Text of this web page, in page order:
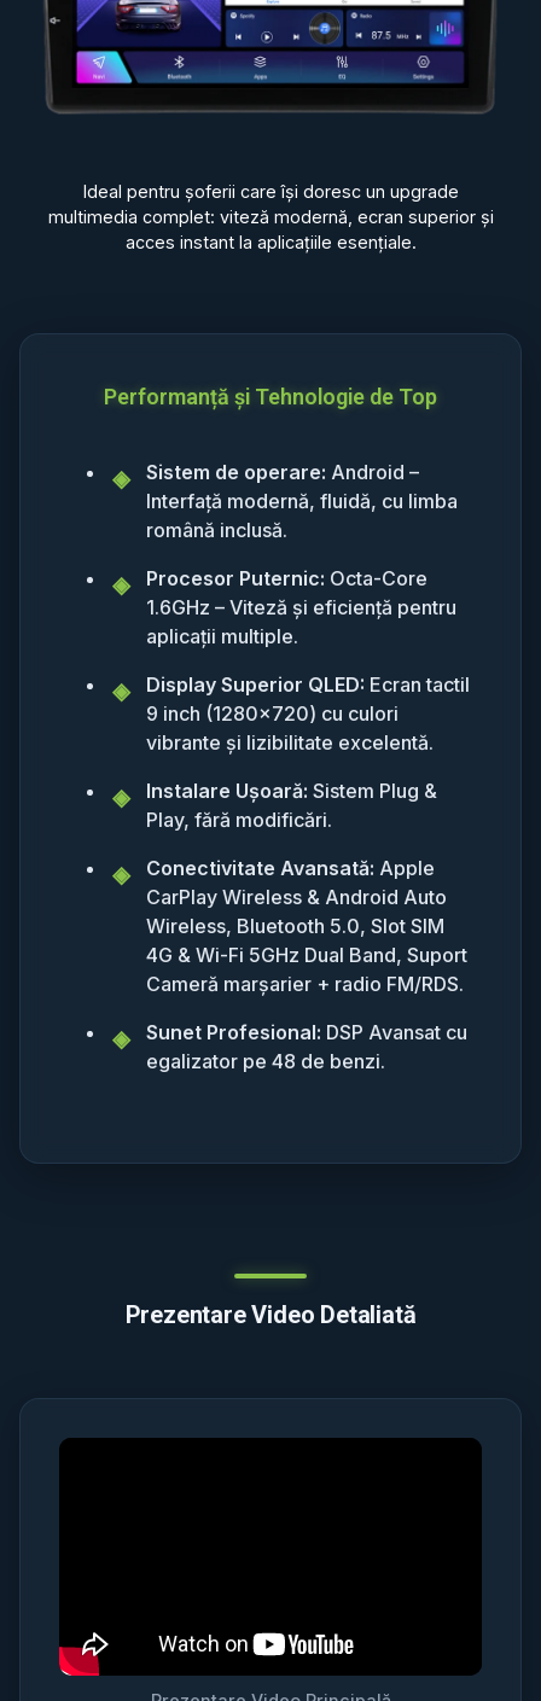
Ideal pentru șoferii care își doresc un upgrade
multimedia complet: viteză modernă, ecran superior și
acces instant la aplicațiile esențiale.
Performanță și Tehnologie de Top
Sistem de operare: Android –
Interfață modernă, fluidă, cu limba
română inclusă.
Procesor Puternic: Octa-Core
1.6GHz – Viteză și eficiență pentru
aplicații multiple.
Display Superior QLED: Ecran tactil
9 inch (1280x720) cu culori
vibrante și lizibilitate excelentă.
Instalare Ușoară: Sistem Plug &
Play, fără modificări.
Conectivitate Avansată: Apple
CarPlay Wireless & Android Auto
Wireless, Bluetooth 5.0, Slot SIM
4G & Wi-Fi 5GHz Dual Band, Suport
Cameră marșarier + radio FM/RDS.
Sunet Profesional: DSP Avansat cu
egalizator pe 48 de benzi.
Prezentare Video Detaliată